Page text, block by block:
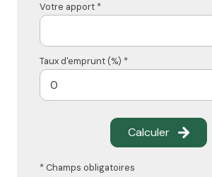
Votre apport *
Taux d'emprunt (%) *
Calculer
* Champs obligatoires